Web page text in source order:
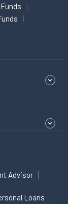
Advisor
Loans